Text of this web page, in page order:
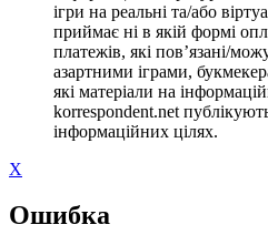
ігри на реальні та/або
приймає ні в якій формі
платежів, які пов’язані/
азартними іграми,
які матеріали на
korrespondent.net
інформаційних цілях.
X
Ошибка